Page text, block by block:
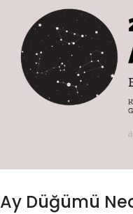
Ay Düğümü